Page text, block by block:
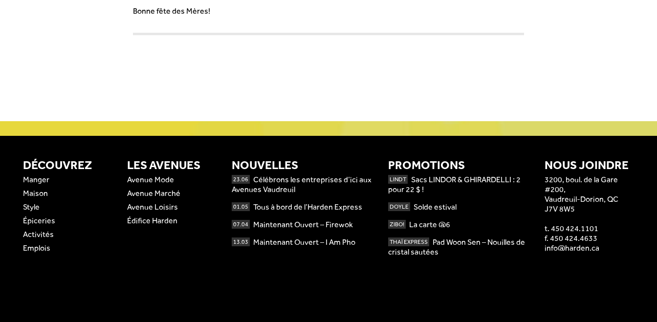
Bonne fête des Mères!
DÉCOUVREZ
Manger
Maison
Style
Épiceries
Activités
Emplois
LES AVENUES
Avenue Mode
Avenue Marché
Avenue Loisirs
Édifice Harden
NOUVELLES
23.06
Célébrons les entreprises d’ici aux
Avenues Vaudreuil
01.05 Tous à bord de l’Harden Express
07.04 Maintenant Ouvert – Firewok
13.03 Maintenant Ouvert – I Am Pho
PROMOTIONS
LINDT
Sacs LINDOR & GHIRARDELLI : 2
pour 22 $ !
DOYLE Solde estival
ZIBO! La carte @6
THAÏ EXPRESS
Pad Woon Sen – Nouilles de
cristal sautées
NOUS JOINDRE
3200, boul. de la Gare
#200,
Vaudreuil-Dorion, QC
J7V 8W5
t. 450 424.1101
f. 450 424.4633
info@harden.ca